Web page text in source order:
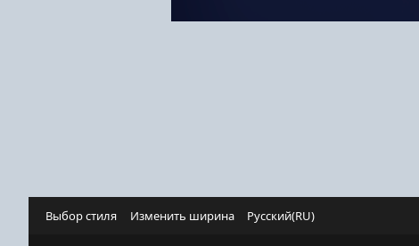
Выбор стиля Изменить ширина Русский(RU)